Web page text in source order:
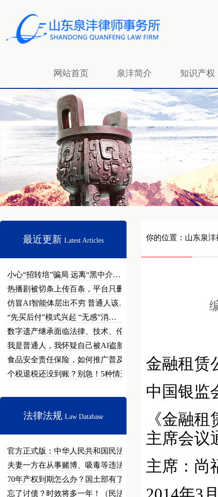
网站首页 泉沣简介 知识产权
招贤纳士
最近更新 Latest Articles
小心“招转培”骗局 远离“黑中介…
热播剧被切条上传百条，平台只删不…
仿冒AI智能体层出不穷 普通人该…
“先买后付”模式兴起 “无感”消…
数字遗产继承面临法律、技术、伦理…
我是普通人，我怀疑自己被AI盗脸…
食品安全责任保险，如何推广普及？
个税退税还没到账？别急！5种情形…
法律法规 Law Database
官方正式版：中华人民共和国民法总…
夫妻一方在从事赌博、吸毒等违法犯…
70年产权到期怎么办？国土部有了…
忘了讨债？时效将多一年！（民法草…
你的位置： 山东泉
金融租赁
中国银监
《金融
主席会议
主席：尚